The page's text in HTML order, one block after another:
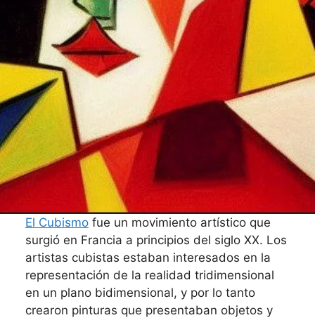
El Cubismofue un movimiento artístico que
surgió en Francia a principios del siglo XX. Los
artistas cubistas estaban interesados en la
representación de la realidad tridimensional
en un plano bidimensional, y por lo tanto
crearon pinturas que presentaban objetos y